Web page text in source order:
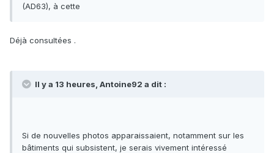
(AD63), à cette
Déjà consultées .
Il y a 13 heures, Antoine92 a dit :
Si de nouvelles photos apparaissaient, notamment sur les
bâtiments qui subsistent, je serais vivement intéressé